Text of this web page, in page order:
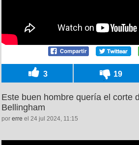
3 19
Este buen hombre quería el corte
Bellingham
por erre el 24 jul 2024, 11:15